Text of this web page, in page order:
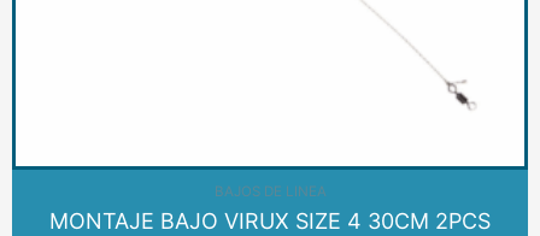
BAJOS DE LINEA
MONTAJE BAJO VIRUX SIZE 4 30CM 2PCS